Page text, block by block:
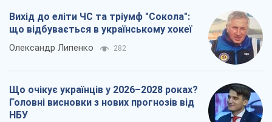
Вихід до еліти ЧС та тріумф "Сокола":
що відбувається в українському хокеї
Олександр Липенко 282
Що очікує українців у 2026–2028 роках?
Головні висновки з нових прогнозів від
НБУ